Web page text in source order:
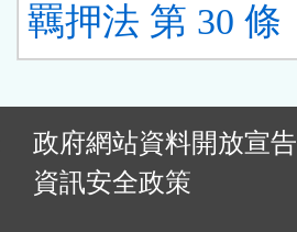
羈押法 第 30 條
政府網站資料開放宣告
資訊安全政策